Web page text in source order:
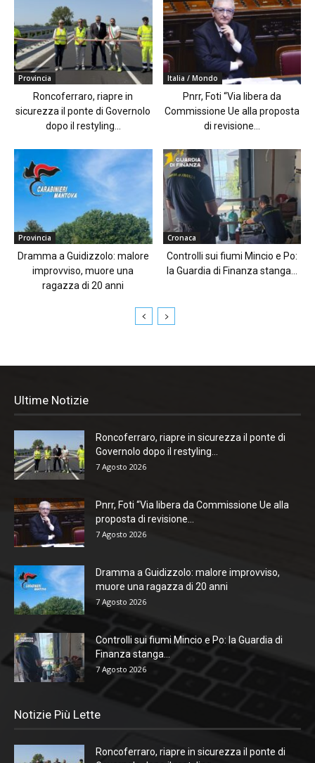
Provincia
Roncoferraro, riapre in
sicurezza il ponte di Governolo
dopo il restyling...
Italia / Mondo
Pnrr, Foti “Via libera da
Commissione Ue alla proposta
di revisione...
Provincia
Dramma a Guidizzolo: malore
improvviso, muore una
ragazza di 20 anni
Cronaca
Controlli sui fiumi Mincio e Po:
la Guardia di Finanza stanga...
Ultime Notizie
Roncoferraro, riapre in sicurezza il ponte di
Governolo dopo il restyling...
7 Agosto 2026
Pnrr, Foti “Via libera da Commissione Ue alla
proposta di revisione...
7 Agosto 2026
Dramma a Guidizzolo: malore improvviso,
muore una ragazza di 20 anni
7 Agosto 2026
Controlli sui fiumi Mincio e Po: la Guardia di
Finanza stanga...
7 Agosto 2026
Notizie Più Lette
Roncoferraro, riapre in sicurezza il ponte di